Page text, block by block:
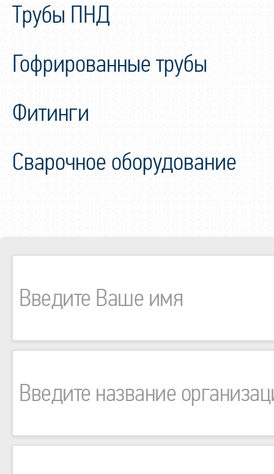
Трубы ПНД
Гофрированные трубы
Фитинги
Сварочное оборудование